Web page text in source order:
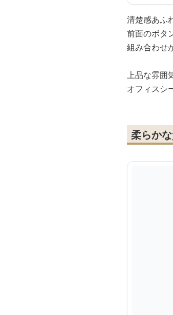
清楚感あふ
前面のボタ
組み合わせ
上品な雰囲
オフィスシ
柔らか